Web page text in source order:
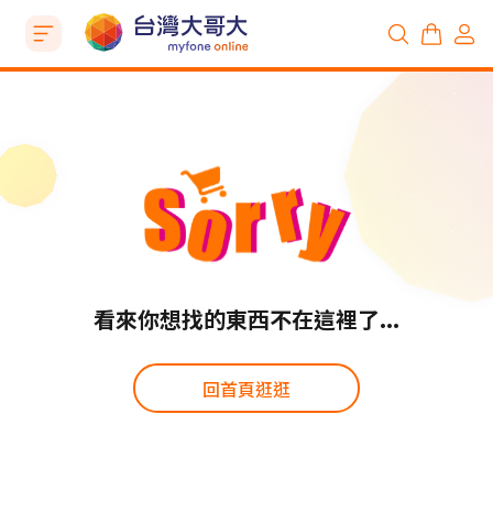
看來你想找的東西不在這裡了...
回首頁逛逛